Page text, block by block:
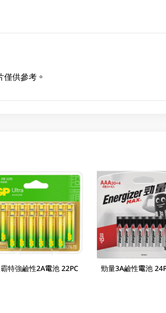
僅供參考。
特強鹼性2A電池 22PC 勁量3A鹼性電池